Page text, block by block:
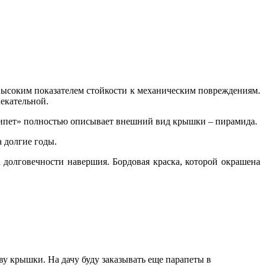
показателем стойкости к механическим повреждениям.
полностью описывает внешний вид крышки – пирамида.
годы.
навершия. Бордовая краска, которой окрашена
крышки. На дачу буду заказывать еще парапеты в